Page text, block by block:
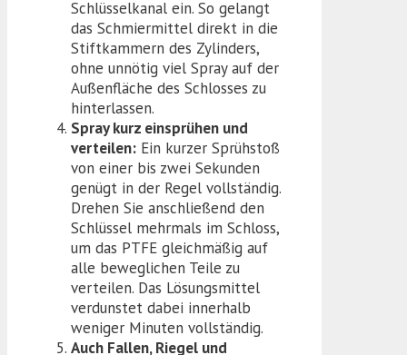
Schlüsselkanal ein. So gelangt
das Schmiermittel direkt in die
Stiftkammern des Zylinders,
ohne unnötig viel Spray auf der
Außenfläche des Schlosses zu
hinterlassen.
Spray kurz einsprühen und
verteilen: Ein kurzer Sprühstoß
von einer bis zwei Sekunden
genügt in der Regel vollständig.
Drehen Sie anschließend den
Schlüssel mehrmals im Schloss,
um das PTFE gleichmäßig auf
alle beweglichen Teile zu
verteilen. Das Lösungsmittel
verdunstet dabei innerhalb
weniger Minuten vollständig.
Auch Fallen, Riegel und